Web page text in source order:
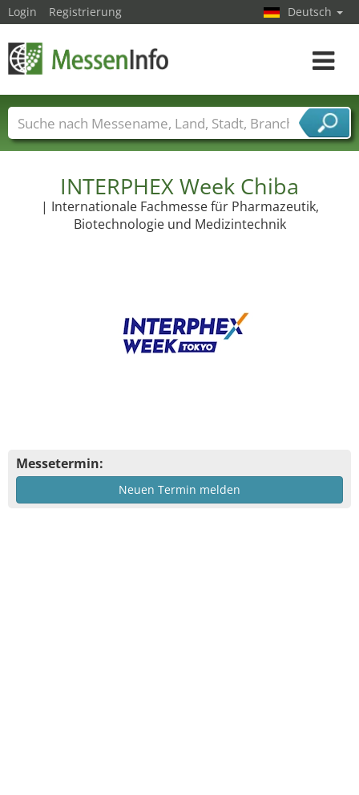
INTERPHEX Week Chiba
| Internationale Fachmesse für Pharmazeutik,
Biotechnologie und Medizintechnik
Messetermin:
Neuen Termin melden
Login Registrierung Deutsch
Toggle
Messenamen Länder Städte
Branchen